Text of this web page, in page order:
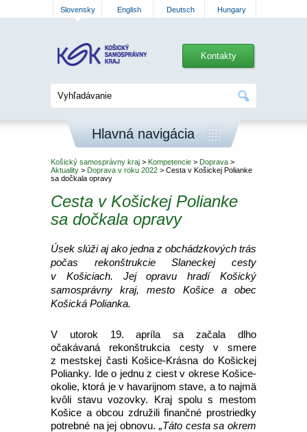
Slovensky English Deutsch Hungary
Kontakty
Hlavná navigácia
Košický samosprávny kraj > Kompetencie > Doprava >
Aktuality > Doprava v roku 2022 > Cesta v Košickej Polianke
sa dočkala opravy
Cesta v Košickej Polianke
sa dočkala opravy
Úsek slúži aj ako jedna z obchádzkových trás
počas rekonštrukcie Slaneckej cesty
v Košiciach. Jej opravu hradí Košický
samosprávny kraj, mesto Košice a obec
Košická Polianka.
V utorok 19. apríla sa začala dlho
očakávaná rekonštrukcia cesty v smere
z mestskej časti Košice-Krásna do Košickej
Polianky. Ide o jednu z ciest v okrese Košice-
okolie, ktorá je v havarijnom stave, a to najmä
kvôli stavu vozovky. Kraj spolu s mestom
Košice a obcou združili finančné prostriedky
potrebné na jej obnovu. „Táto cesta sa okrem